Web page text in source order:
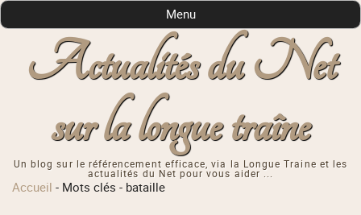
Actualités du Net
sur la longue traîne
Un blog sur le référencement efficace, via la Longue Traine et les
actualités du Net pour vous aider ...
Menu
Accueil - Mots clés - bataille